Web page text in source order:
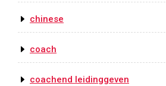
chinese
coach
coachend leidinggeven